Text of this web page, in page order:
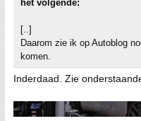
het volgende:
[..]
Daarom zie ik op Autoblog
komen.
Inderdaad. Zie